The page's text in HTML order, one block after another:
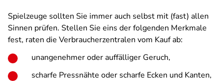
Spielzeuge sollten Sie immer auch selbst mit (fast) allen
Sinnen prüfen. Stellen Sie eins der folgenden Merkmale
fest, raten die Verbraucherzentralen vom Kauf ab:
unangenehmer oder auffälliger Geruch,
scharfe Pressnähte oder scharfe Ecken und Kanten,